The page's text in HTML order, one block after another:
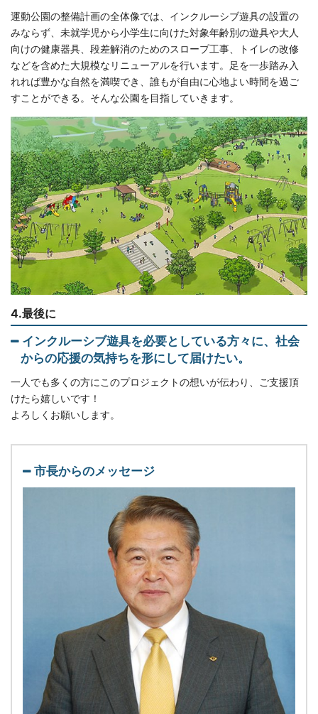
運動公園の整備計画の全体像では、インクルーシブ遊具の設置の
みならず、未就学児から小学生に向けた対象年齢別の遊具や大人
向けの健康器具、段差解消のためのスロープ工事、トイレの改修
などを含めた大規模なリニューアルを行います。足を一歩踏み入
れれば豊かな自然を満喫でき、誰もが自由に心地よい時間を過ご
すことができる。そんな公園を目指していきます。
4.最後に
インクルーシブ遊具を必要としている方々に、社会
からの応援の気持ちを形にして届けたい。
一人でも多くの方にこのプロジェクトの想いが伝わり、ご支援頂
けたら嬉しいです！
よろしくお願いします。
市長からのメッセージ